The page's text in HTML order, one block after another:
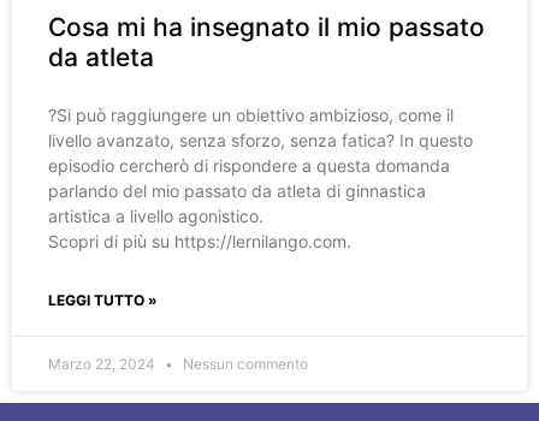
Cosa mi ha insegnato il mio passato
da atleta
?️Si può raggiungere un obiettivo ambizioso, come il
livello avanzato, senza sforzo, senza fatica? In questo
episodio cercherò di rispondere a questa domanda
parlando del mio passato da atleta di ginnastica
artistica a livello agonistico.
Scopri di più su https://lernilango.com.
LEGGI TUTTO »
Marzo 22, 2024 Nessun commento